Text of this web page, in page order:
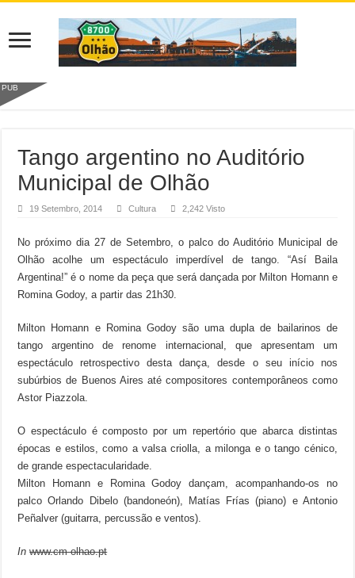
PUB
Tango argentino no Auditório
Municipal de Olhão
19 Setembro, 2014 Cultura 2,242 Visto
No próximo dia 27 de Setembro, o palco do Auditório Municipal de
Olhão acolhe um espectáculo imperdível de tango. “Así Baila
Argentina!” é o nome da peça que será dançada por Milton Homann e
Romina Godoy, a partir das 21h30.
Milton Homann e Romina Godoy são uma dupla de bailarinos de
tango argentino de renome internacional, que apresentam um
espectáculo retrospectivo desta dança, desde o seu início nos
subúrbios de Buenos Aires até compositores contemporâneos como
Astor Piazzola.
O espectáculo é composto por um repertório que abarca distintas
épocas e estilos, como a valsa criolla, a milonga e o tango cénico,
de grande espectacularidade.
Milton Homann e Romina Godoy dançam, acompanhando-os no
palco Orlando Dibelo (bandoneón), Matías Frías (piano) e Antonio
Peñalver (guitarra, percussão e ventos).
Inwww.cm-olhao.pt